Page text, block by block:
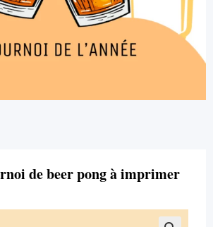
de beer pong à imprimer